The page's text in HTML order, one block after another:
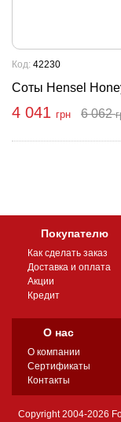
Соты Hensel
Код: 42230
4 041 грн 6 062
Покупателю
Как сделать заказ
Доставка и оплата
Акции
Кредит
О нас
О компании
Сертификаты
Контакты
Copyright 2004-2026